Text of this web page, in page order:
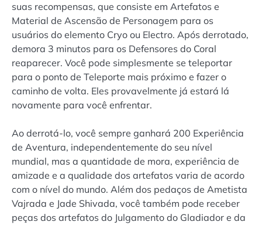
suas recompensas, que consiste em Artefatos e
Material de Ascensão de Personagem para os
usuários do elemento Cryo ou Electro. Após derrotado,
demora 3 minutos para os Defensores do Coral
reaparecer. Você pode simplesmente se teleportar
para o ponto de Teleporte mais próximo e fazer o
caminho de volta. Eles provavelmente já estará lá
novamente para você enfrentar.
Ao derrotá-lo, você sempre ganhará 200 Experiência
de Aventura, independentemente do seu nível
mundial, mas a quantidade de mora, experiência de
amizade e a qualidade dos artefatos varia de acordo
com o nível do mundo. Além dos pedaços de Ametista
Vajrada e Jade Shivada, você também pode receber
peças dos artefatos do Julgamento do Gladiador e da